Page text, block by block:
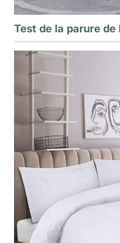
Test de la parure